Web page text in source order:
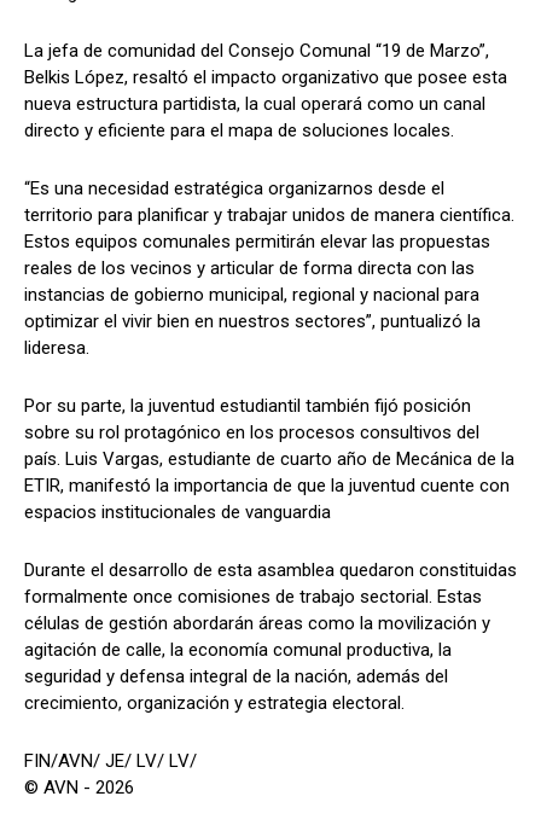
La jefa de comunidad del Consejo Comunal “19 de Marzo”,
Belkis López, resaltó el impacto organizativo que posee esta
nueva estructura partidista, la cual operará como un canal
directo y eficiente para el mapa de soluciones locales.
“Es una necesidad estratégica organizarnos desde el
territorio para planificar y trabajar unidos de manera científica.
Estos equipos comunales permitirán elevar las propuestas
reales de los vecinos y articular de forma directa con las
instancias de gobierno municipal, regional y nacional para
optimizar el vivir bien en nuestros sectores”, puntualizó la
lideresa.
Por su parte, la juventud estudiantil también fijó posición
sobre su rol protagónico en los procesos consultivos del
país. Luis Vargas, estudiante de cuarto año de Mecánica de la
ETIR, manifestó la importancia de que la juventud cuente con
espacios institucionales de vanguardia
Durante el desarrollo de esta asamblea quedaron constituidas
formalmente once comisiones de trabajo sectorial. Estas
células de gestión abordarán áreas como la movilización y
agitación de calle, la economía comunal productiva, la
seguridad y defensa integral de la nación, además del
crecimiento, organización y estrategia electoral.
FIN/AVN/ JE/ LV/ LV/
© AVN - 2026